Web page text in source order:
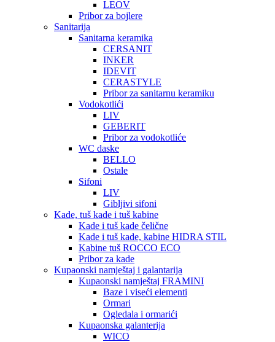
LEOV
Pribor za bojlere
Sanitarija
Sanitarna keramika
CERSANIT
INKER
IDEVIT
CERASTYLE
Pribor za sanitarnu keramiku
Vodokotlići
LIV
GEBERIT
Pribor za vodokotliće
WC daske
BELLO
Ostale
Sifoni
LIV
Gibljivi sifoni
Kade, tuš kade i tuš kabine
Kade i tuš kade čelične
Kade i tuš kade, kabine HIDRA STIL
Kabine tuš ROCCO ECO
Pribor za kade
Kupaonski namještaj i galantarija
Kupaonski namještaj FRAMINI
Baze i viseći elementi
Ormari
Ogledala i ormarići
Kupaonska galanterija
WICO